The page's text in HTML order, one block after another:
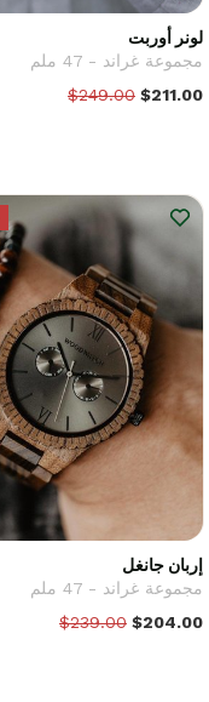
لونر أوربت
مجموعة غراند - 47 ملم
$249.00 $211.00
إربان جانغل
مجموعة غراند - 47 ملم
$239.00 $204.00